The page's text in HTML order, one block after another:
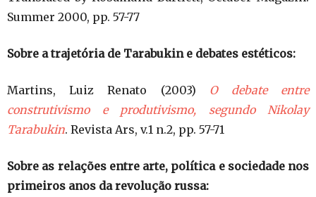
Summer 2000, pp. 57-77
Sobre a trajetória de Tarabukin e debates estéticos:
Martins, Luiz Renato (2003) O debate entre
construtivismo e produtivismo, segundo Nikolay
Tarabukin. Revista Ars, v.1 n.2, pp. 57-71
Sobre as relações entre arte, política e sociedade nos
primeiros anos da revolução russa: